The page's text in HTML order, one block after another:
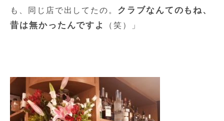
も、同じ店で出してたの。 クラブなんてのもね、
昔は無かったんですよ
（笑）」